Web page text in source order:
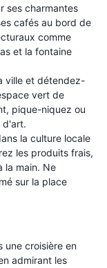
ses charmantes
cafés au bord de
comme
et la fontaine
ville et détendez-
vert de
pique-niquez ou
d'art.
la culture locale
les produits frais,
la main. Ne
sur la place
une croisière en
admirant les